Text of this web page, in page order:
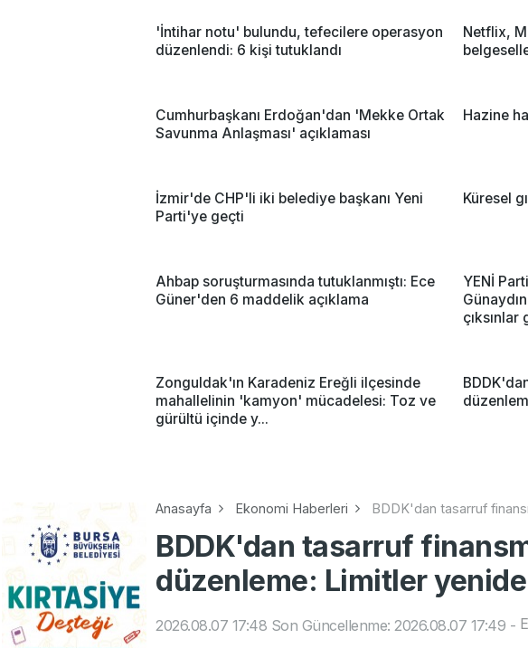
'İntihar notu' bulundu, tefecilere operasyon
düzenlendi: 6 kişi tutuklandı
Netflix,
Cumhurbaşkanı Erdoğan'dan 'Mekke Ortak
Savunma Anlaşması' açıklaması
Hazine
İzmir'de CHP'li iki belediye başkanı Yeni
Parti'ye geçti
Küresel
Ahbap soruşturmasında tutuklanmıştı: Ece
Güner'den 6 maddelik açıklama
YENİ
çıksınlar
Zonguldak'ın Karadeniz Ereğli ilçesinde
mahallelinin 'kamyon' mücadelesi: Toz ve
gürültü içinde y...
Anasayfa Ekonomi Haberleri BDDK'dan tasarruf
BDDK'dan tasarruf
düzenleme: Limitler
2026.08.07 17:48 Son Güncellenme: 2026.08.07 17:49 -